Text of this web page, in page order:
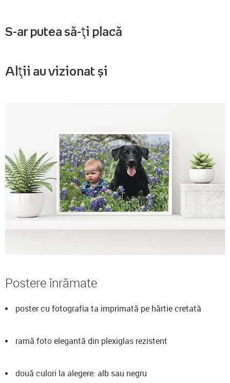
S-ar putea să-ți placă
Alții au vizionat și
Postere înrămate
poster cu fotografia ta imprimată pe hârtie cretată
ramă foto elegantă din plexiglas rezistent
două culori la alegere: alb sau negru